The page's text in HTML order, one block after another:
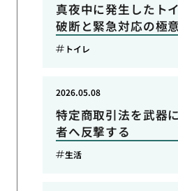
真夜中に発生したト
破断と緊急対応の極意
トイレ
特定商取引法を武器
者へ反撃する
2026.05.08
生活